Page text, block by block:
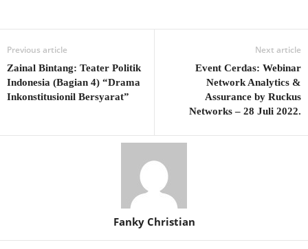
Previous article
Zainal Bintang: Teater Politik
Indonesia (Bagian 4) “Drama
Inkonstitusionil Bersyarat”
Next article
Event Cerdas: Webinar
Network Analytics &
Assurance by Ruckus
Networks – 28 Juli 2022.
Fanky Christian